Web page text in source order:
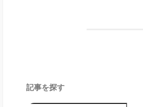
記事を探す